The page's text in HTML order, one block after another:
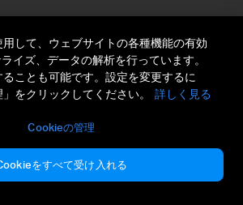
して、ウェブサイトの各種機能の有効
イズ、データの解析を行っています。
ことも可能です。設定を変更するに
をクリックしてください。
詳しく見る
Cookieの管理
をすべて受け入れる